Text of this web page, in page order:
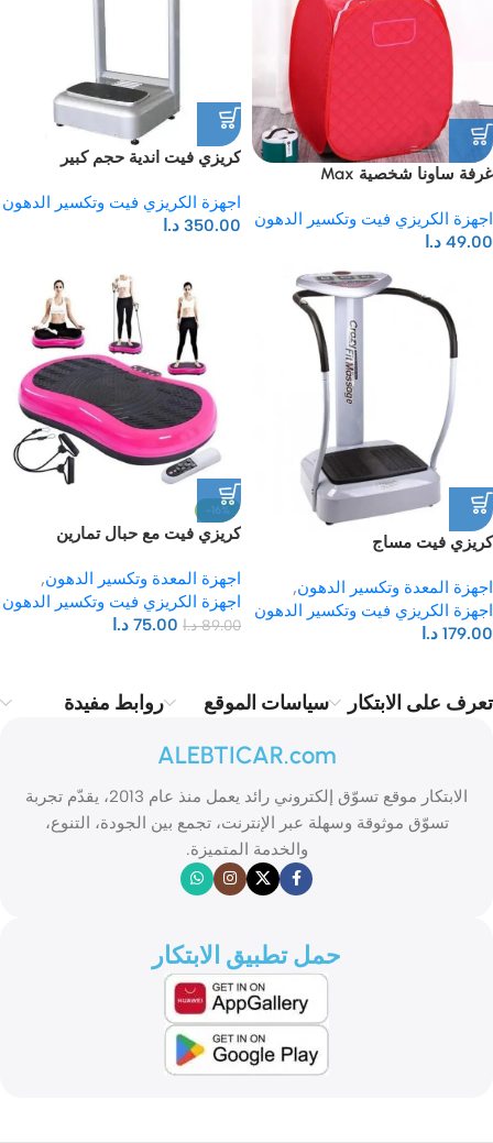
غرفة ساونا شخصية Max
اجهزة الكريزي فيت وتكسير الدهون
49.00 د.ا
كريزي فيت اندية حجم كبير
اجهزة الكريزي فيت وتكسير الدهون
350.00 د.ا
كريزي فيت مساج
اجهزة المعدة وتكسير الدهون,
اجهزة الكريزي فيت وتكسير الدهون
179.00 د.ا
-16%
كريزي فيت مع حبال تمارين
اجهزة المعدة وتكسير الدهون,
اجهزة الكريزي فيت وتكسير الدهون
89.00 د.ا 75.00 د.ا
تعرف على الابتكار سياسات الموقع روابط مفيدة
ALEBTICAR.com
الابتكار موقع تسوّق إلكتروني رائد يعمل منذ عام 2013، يقدّم تجربة
تسوّق موثوقة وسهلة عبر الإنترنت، تجمع بين الجودة، التنوع،
والخدمة المتميزة.
حمل تطبيق الابتكار